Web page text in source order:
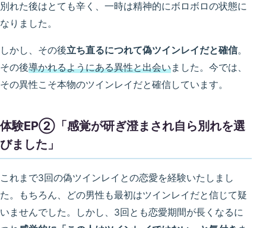
別れた後はとても辛く、一時は精神的にボロボロの状態に
なりました。
しかし、その後立ち直るにつれて偽ツインレイだと確信。
その後導かれるようにある異性と出会いました。今では、
その異性こそ本物のツインレイだと確信しています。
体験EP②「感覚が研ぎ澄まされ自ら別れを選
びました」
これまで3回の偽ツインレイとの恋愛を経験いたしまし
た。もちろん、どの男性も最初はツインレイだと信じて疑
いませんでした。しかし、3回とも恋愛期間が長くなるに